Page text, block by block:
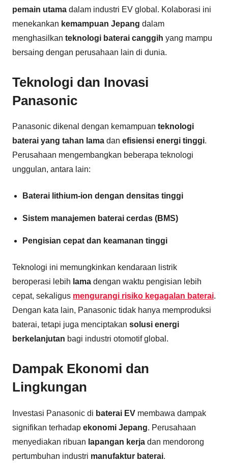
pemain utama dalam industri EV global. Kolaborasi ini
menekankan kemampuan Jepang dalam
menghasilkan teknologi baterai canggih yang mampu
bersaing dengan perusahaan lain di dunia.
Teknologi dan Inovasi
Panasonic
Panasonic dikenal dengan kemampuan teknologi
baterai yang tahan lama dan efisiensi energi tinggi.
Perusahaan mengembangkan beberapa teknologi
unggulan, antara lain:
Baterai lithium-ion dengan densitas tinggi
Sistem manajemen baterai cerdas (BMS)
Pengisian cepat dan keamanan tinggi
Teknologi ini memungkinkan kendaraan listrik
beroperasi lebih lama dengan waktu pengisian lebih
cepat, sekaligus mengurangi risiko kegagalan baterai.
Dengan kata lain, Panasonic tidak hanya memproduksi
baterai, tetapi juga menciptakan solusi energi
berkelanjutan bagi industri otomotif global.
Dampak Ekonomi dan
Lingkungan
Investasi Panasonic di baterai EV membawa dampak
signifikan terhadap ekonomi Jepang. Perusahaan
menyediakan ribuan lapangan kerja dan mendorong
pertumbuhan industri manufaktur baterai.